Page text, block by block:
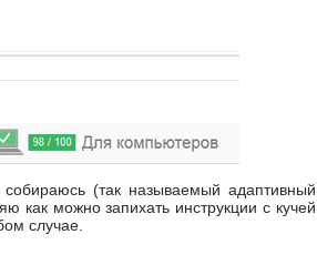
(так называемый адаптивный
как можно запихать инструкции с кучей
случае.